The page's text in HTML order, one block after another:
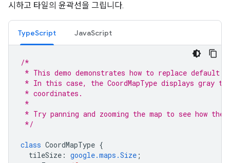
시하고 타일의 윤곽선을 그립니다.
TypeScript JavaScript
/*
* This demo demonstrates how to replace default
* In this case, the CoordMapType displays gray
* coordinates.
*
* Try panning and zooming the map to see how the
*/
class CoordMapType {
tileSize : google.maps.Size ;